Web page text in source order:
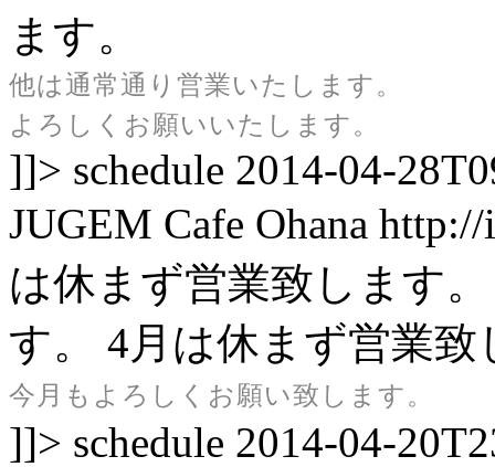
ます。
他は通常通り営業いたします。
よろしくお願いいたします。
]]> schedule 2014-04-
JUGEM Cafe Ohana http://
は休まず営業致します
す。 4月は休まず営業致
今月もよろしくお願い致します。
]]> schedule 2014-04-